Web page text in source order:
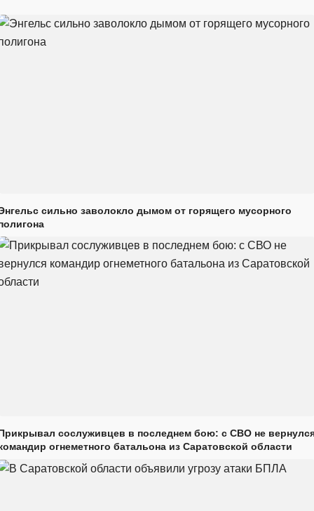
сильно заволокло дымом от горящего мусорного
сослуживцев в последнем бою: с СВО не
огнеметного батальона из Саратовской области